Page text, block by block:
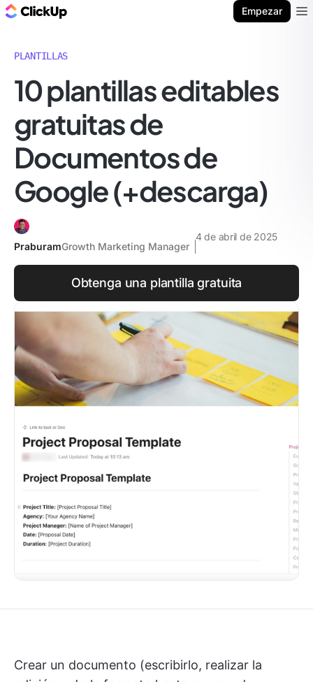
Empezar
PLANTILLAS
10 plantillas editables
gratuitas de
Documentos de
Google (+descarga)
PraburamGrowth Marketing Manager
4 de abril de 2025
Obtenga una plantilla gratuita
Crear un documento (escribirlo, realizar la